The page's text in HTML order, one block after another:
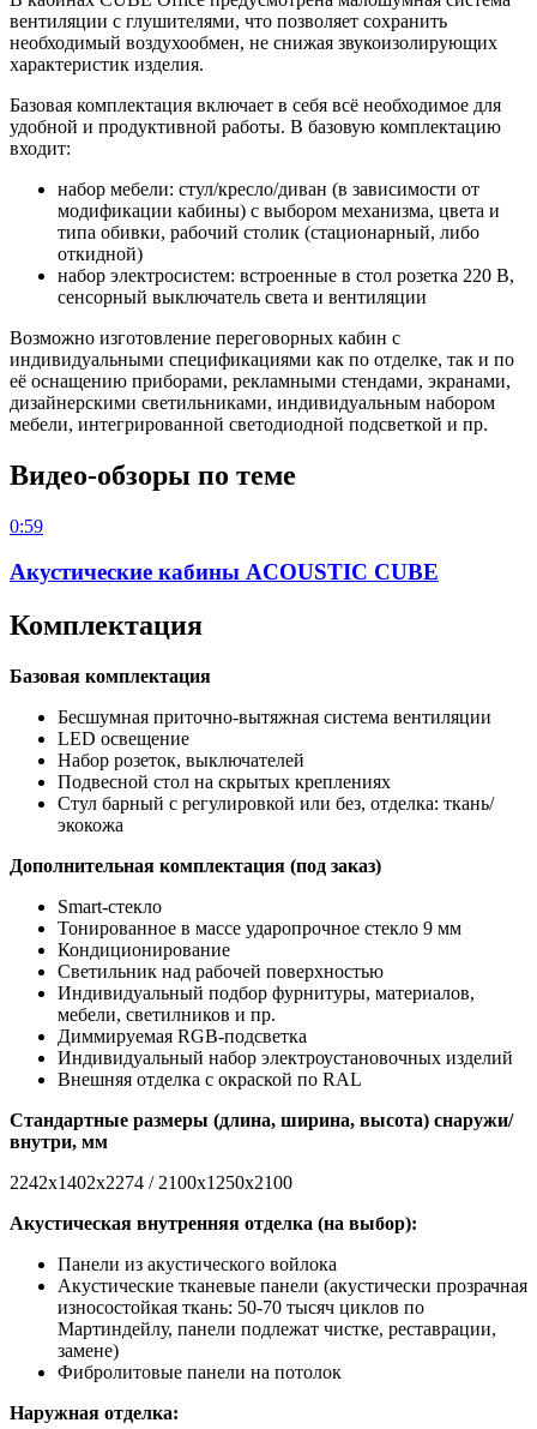
вентиляции с глушителями, что позволяет сохранить
необходимый воздухообмен, не снижая звукоизолирующих
характеристик изделия.
Базовая комплектация включает в себя всё необходимое для
удобной и продуктивной работы. В базовую комплектацию
входит:
набор мебели: стул/кресло/диван (в зависимости от
модификации кабины) с выбором механизма, цвета и
типа обивки, рабочий столик (стационарный, либо
откидной)
набор электросистем: встроенные в стол розетка 220 В,
сенсорный выключатель света и вентиляции
Возможно изготовление переговорных кабин с
индивидуальными спецификациями как по отделке, так и по
её оснащению приборами, рекламными стендами, экранами,
дизайнерскими светильниками, индивидуальным набором
мебели, интегрированной светодиодной подсветкой и пр.
Видео-обзоры по теме
0:59
Акустические кабины ACOUSTIC CUBE
Комплектация
Базовая комплектация
Бесшумная приточно-вытяжная система вентиляции
LED освещение
Набор розеток, выключателей
Подвесной стол на скрытых креплениях
Стул барный с регулировкой или без, отделка: ткань/
экокожа
Дополнительная комплектация (под заказ)
Smart-стекло
Тонированное в массе ударопрочное стекло 9 мм
Кондиционирование
Светильник над рабочей поверхностью
Индивидуальный подбор фурнитуры, материалов,
мебели, светилников и пр.
Диммируемая RGB-подсветка
Индивидуальный набор электроустановочных изделий
Внешняя отделка с окраской по RAL
Стандартные размеры (длина, ширина, высота) снаружи/
внутри, мм
2242х1402х2274 / 2100х1250х2100
Акустическая внутренняя отделка (на выбор):
Панели из акустического войлока
Акустические тканевые панели (акустически прозрачная
износостойкая ткань: 50-70 тысяч циклов по
Мартиндейлу, панели подлежат чистке, реставрации,
замене)
Фибролитовые панели на потолок
Наружная отделка: